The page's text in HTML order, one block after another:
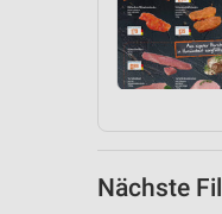
Nächste
Nicht-IAB-